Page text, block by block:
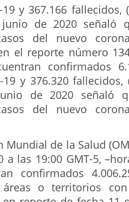
Mundial de la Salud
a las 19:00 GMT-5,
confirmados
o territorios